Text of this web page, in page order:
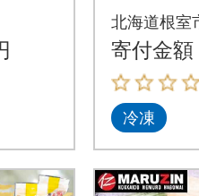
むき身
6
北海道根室
寄付金額
冷凍